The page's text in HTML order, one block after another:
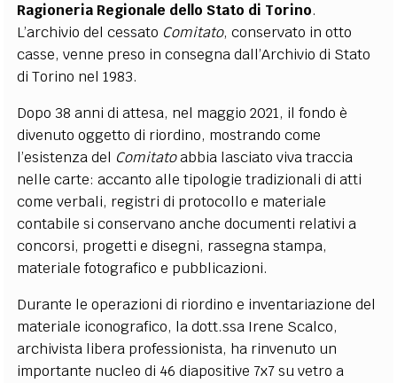
Ragioneria Regionale dello Stato di Torino.
L’archivio del cessato Comitato, conservato in otto
casse, venne preso in consegna dall’Archivio di Stato
di Torino nel 1983.
Dopo 38 anni di attesa, nel maggio 2021, il fondo è
divenuto oggetto di riordino, mostrando come
l’esistenza del Comitatoabbia lasciato viva traccia
nelle carte: accanto alle tipologie tradizionali di atti
come verbali, registri di protocollo e materiale
contabile si conservano anche documenti relativi a
concorsi, progetti e disegni, rassegna stampa,
materiale fotografico e pubblicazioni.
Durante le operazioni di riordino e inventariazione del
materiale iconografico, la dott.ssa Irene Scalco,
archivista libera professionista, ha rinvenuto un
importante nucleo di 46 diapositive 7x7 su vetro a